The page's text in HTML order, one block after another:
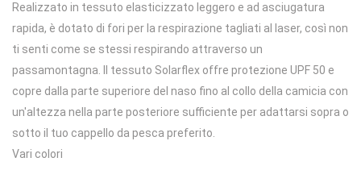
Realizzato in tessuto elasticizzato leggero e ad asciugatura
rapida, è dotato di fori per la respirazione tagliati al laser, così non
ti senti come se stessi respirando attraverso un
passamontagna. Il tessuto Solarflex offre protezione UPF 50 e
copre dalla parte superiore del naso fino al collo della camicia con
un'altezza nella parte posteriore sufficiente per adattarsi sopra o
sotto il tuo cappello da pesca preferito.
Vari colori